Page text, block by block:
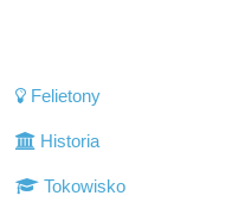
Felietony
Historia
Tokowisko